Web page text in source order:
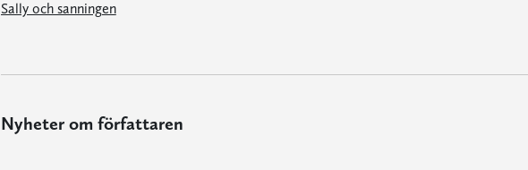
Sally och sanningen
Nyheter om författaren